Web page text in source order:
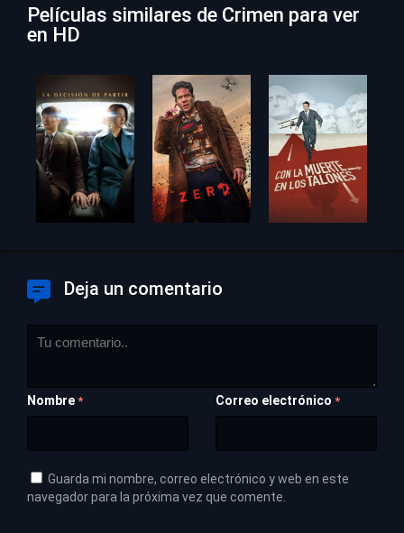
Películas similares de Crimen para ver
en HD
Deja un comentario
Nombre * Correo electrónico *
Guarda mi nombre, correo electrónico y web en este
navegador para la próxima vez que comente.